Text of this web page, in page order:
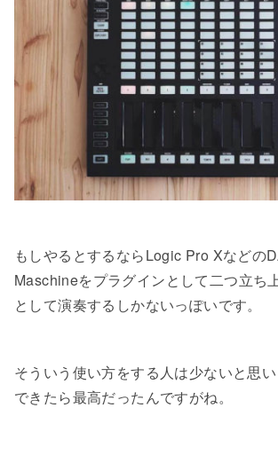
もしやるとするならLogic Pro Xなどの
Maschineをプラグインとして二つ立ち
として演奏するしかないっぽいです。
そういう使い方をする人は少ないと思
できたら最高だったんですがね。